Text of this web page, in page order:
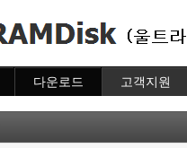
다운로드 고객지원
질문하기